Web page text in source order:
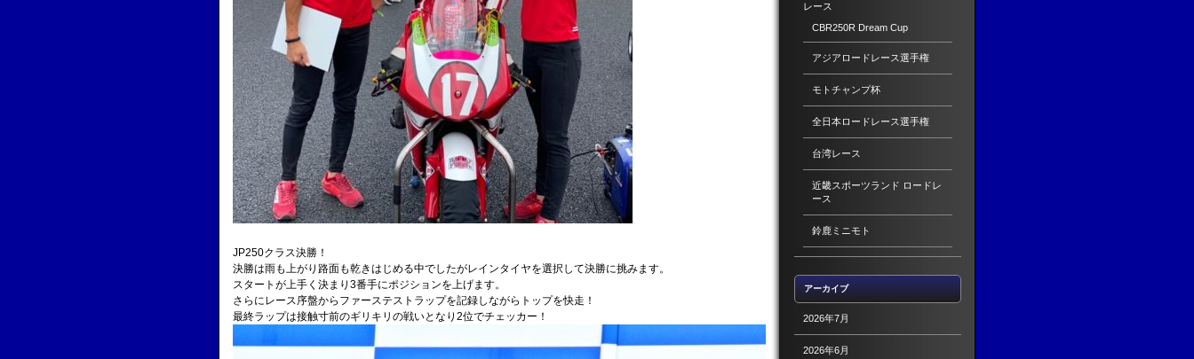
JP250クラス決勝！
決勝は雨も上がり路面も乾きはじめる中でしたがレインタイヤを選択して決勝に挑みます。
スタートが上手く決まり3番手にポジションを上げます。
さらにレース序盤からファーステストラップを記録しながらトップを快走！
最終ラップは接触寸前のギリキリの戦いとなり2位でチェッカー！
レース
CBR250R Dream Cup
アジアロードレース選手権
モトチャンプ杯
全日本ロードレース選手権
台湾レース
近畿スポーツランド ロードレ
ース
鈴鹿ミニモト
アーカイブ
2026年7月
2026年6月